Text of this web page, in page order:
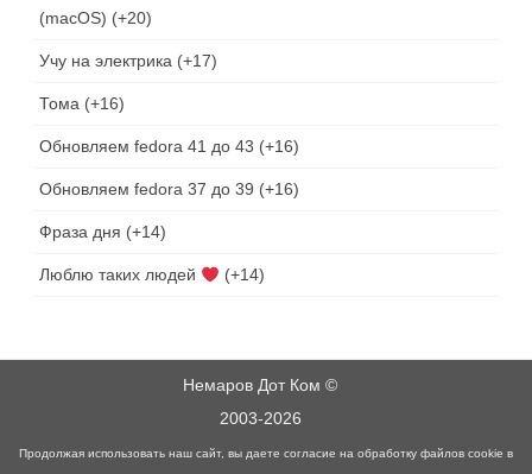
(macOS)
+20
Учу на электрика +17
Тома +16
Обновляем fedora 41 до 43 +16
Обновляем fedora 37 до 39 +16
Фраза дня +14
Люблю таких людей +14
Немаров Дот Ком ©
2003-2026
Продолжая использовать наш сайт, вы даете согласие на обработку файлов cookie в